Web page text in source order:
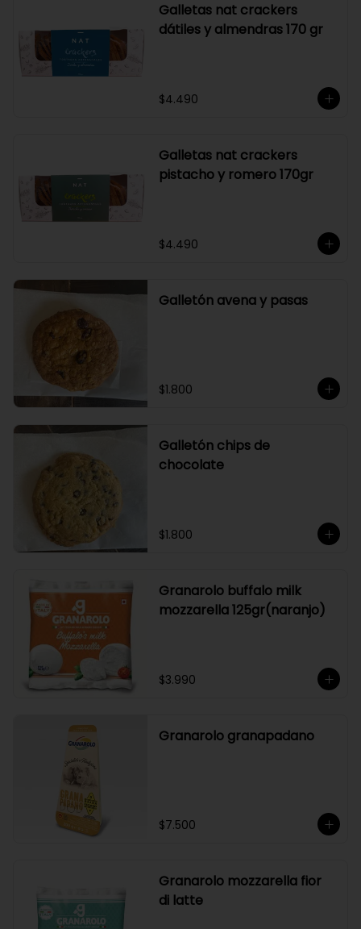
Galletas nat crackers
dátiles y almendras 170 gr
$4.490
Galletas nat crackers
pistacho y romero 170gr
$4.490
Galletón avena y pasas
$1.800
Galletón chips de
chocolate
$1.800
Granarolo buffalo milk
mozzarella 125gr(naranjo)
$3.990
Granarolo granapadano
$7.500
Granarolo mozzarella fior
di latte